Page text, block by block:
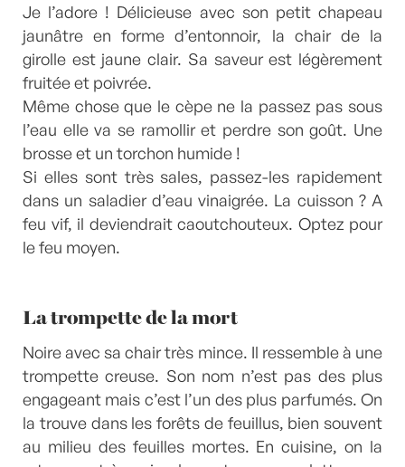
Je l’adore ! Délicieuse avec son petit chapeau
jaunâtre en forme d’entonnoir, la chair de la
girolle est jaune clair. Sa saveur est légèrement
fruitée et poivrée.
Même chose que le cèpe ne la passez pas sous
l’eau elle va se ramollir et perdre son goût. Une
brosse et un torchon humide !
Si elles sont très sales, passez-les rapidement
dans un saladier d’eau vinaigrée. La cuisson ? A
feu vif, il deviendrait caoutchouteux. Optez pour
le feu moyen.
La trompette de la mort
Noire avec sa chair très mince. Il ressemble à une
trompette creuse. Son nom n’est pas des plus
engageant mais c’est l’un des plus parfumés. On
la trouve dans les forêts de feuillus, bien souvent
au milieu des feuilles mortes. En cuisine, on la